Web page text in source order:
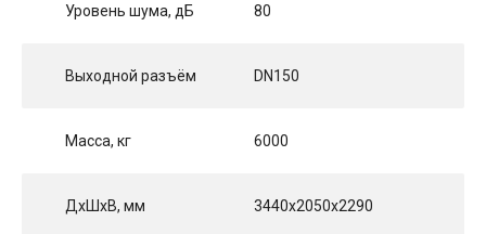
Уровень шума, дБ 80
Выходной разъём DN150
Масса, кг 6000
ДхШхВ, мм 3440x2050x2290